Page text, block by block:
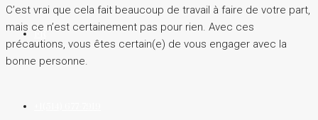
FR
C’est vrai que cela fait beaucoup de travail à faire de votre part,
mais ce n’est certainement pas pour rien. Avec ces
précautions, vous êtes certain(e) de vous engager avec la
bonne personne.